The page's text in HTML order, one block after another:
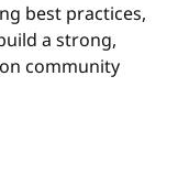
best practices,
a strong,
community